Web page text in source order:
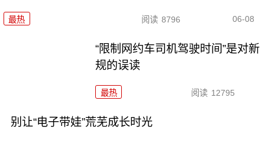
最热 阅读 8796 06-08
“限制网约车司机驾驶时间”是对新
规的误读
最热 阅读 12795
别让“电子带娃”荒芜成长时光